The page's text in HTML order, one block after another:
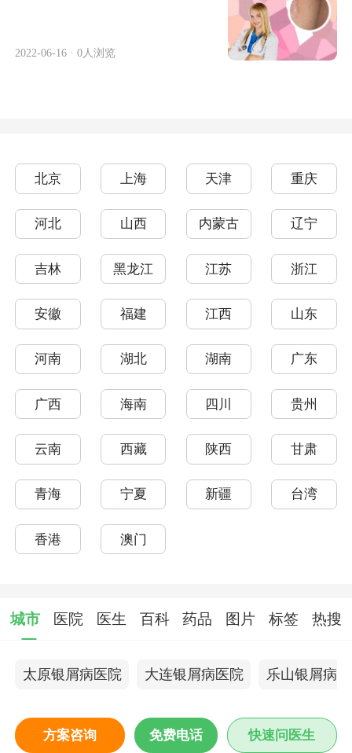
2022-06-16 · 0人浏览
北京 上海 天津 重庆
河北 山西 内蒙古 辽宁
吉林 黑龙江 江苏 浙江
安徽 福建 江西 山东
河南 湖北 湖南 广东
广西 海南 四川 贵州
云南 西藏 陕西 甘肃
青海 宁夏 新疆 台湾
香港 澳门
城市 医院 医生 百科 药品 图片 标签 热搜
太原银屑病医院 大连银屑病医院 乐山银屑病
方案咨询 免费电话 快速问医生